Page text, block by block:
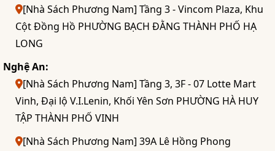
[Nhà Sách Phương Nam] Tầng 3 - Vincom Plaza, Khu
Cột Đồng Hồ PHƯỜNG BẠCH ĐẰNG THÀNH PHỐ HẠ
LONG
Nghệ An:
[Nhà Sách Phương Nam] Tầng 3, 3F - 07 Lotte Mart
Vinh, Đại lộ V.I.Lenin, Khối Yên Sơn PHƯỜNG HÀ HUY
TẬP THÀNH PHỐ VINH
[Nhà Sách Phương Nam] 39A Lê Hồng Phong